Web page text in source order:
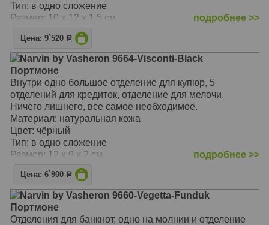
Тип: в одно сложение
Размер: 10 x 12 x 1.5 см
подробнее >>
Цена: 9`520 Р
Narvin by Vasheron 9664-Visconti-Black
Портмоне
Внутри одно большое отделение для купюр, 5
отделений для кредиток, отделение для мелочи.
Ничего лишнего, все самое необходимое.
Материал: натуральная кожа
Цвет: чёрный
Тип: в одно сложение
Размер: 12 x 9 x 2 см
подробнее >>
Цена: 6`900 Р
Narvin by Vasheron 9660-Vegetta-Funduk
Портмоне
Отделения для банкнот, одно на молнии и отделение